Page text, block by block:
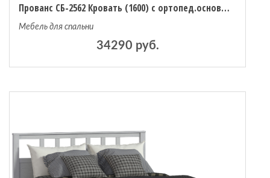
Прованс СБ-2562 Кровать (1600) с ортопед.основанием и матрасом Столплит Сити - Валенсия 1600х2000
Мебель для спальни
34290 руб.